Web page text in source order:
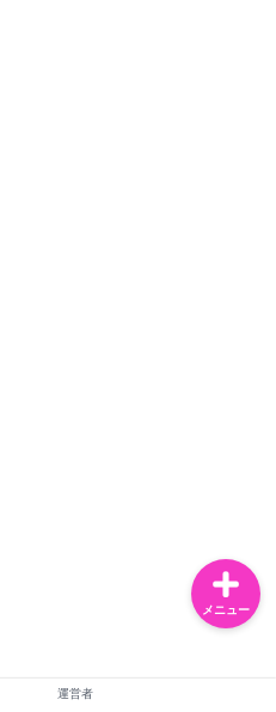
運営者
メニュー